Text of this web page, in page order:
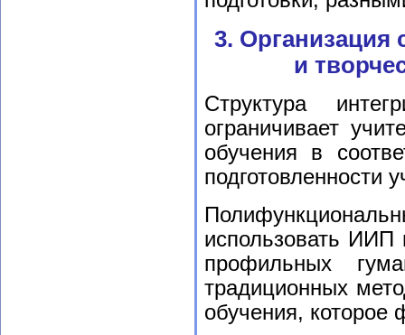
3. Организация
и
Структура
ограничивает
обучения в
подготовленности
использовать ИИП
профильных
традиционных
обучения, которое